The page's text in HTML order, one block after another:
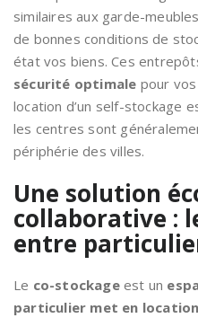
similaires aux garde-
de bonnes conditions de
état vos biens. Ces
sécurité optimale pour
location d’un self-stockage
les centres sont
périphérie des villes.
Une solution
collaborative :
entre
Le co-stockageest un
particulier met en location